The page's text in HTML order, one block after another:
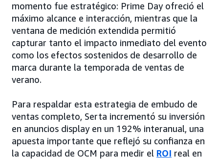
momento fue estratégico: Prime Day ofreció el
máximo alcance e interacción, mientras que la
ventana de medición extendida permitió
capturar tanto el impacto inmediato del evento
como los efectos sostenidos de desarrollo de
marca durante la temporada de ventas de
verano.
Para respaldar esta estrategia de embudo de
ventas completo, Serta incrementó su inversión
en anuncios display en un 192% interanual, una
apuesta importante que reflejó su confianza en
la capacidad de OCM para medir el ROI real en